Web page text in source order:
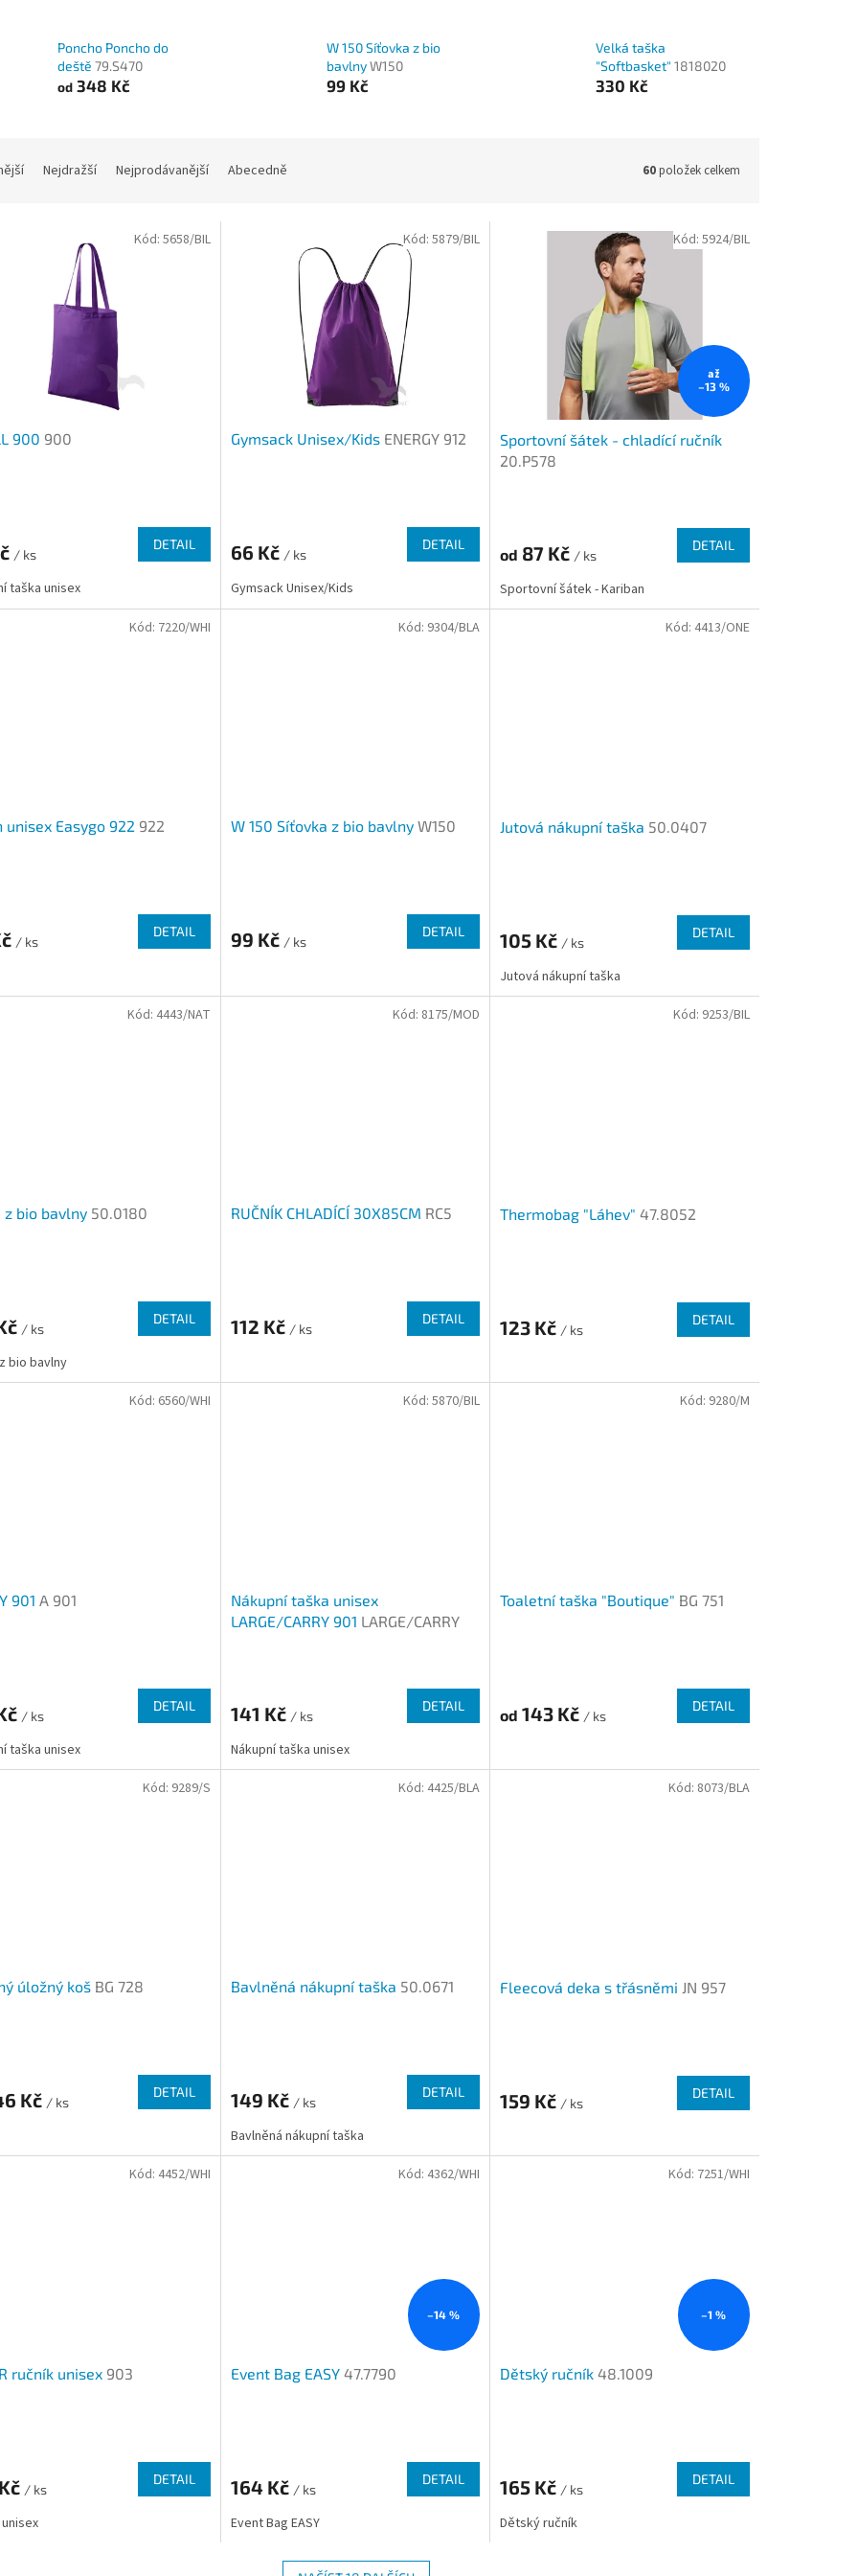
Poncho Poncho do
deště 79.S470
od 348 Kč
W 150 Síťovka z bio
bavlnyW150
99 Kč
Velká taška
"Softbasket" 1818020
330 Kč
Nejdražší Nejprodávanější Abecedně 60položek celkem
900 900
/ ks
DETAIL
taška unisex
Kód: 5658/BIL
Gymsack Unisex/Kids ENERGY 912
je
z
5
66 Kč / ks
DETAIL
Gymsack Unisex/Kids
Kód: 5879/BIL
až
–13 %
Sportovní šátek - chladící ručník
20.P578
je
z
5
od 87 Kč / ks
DETAIL
Sportovní šátek - Kariban
Kód: 5924/BIL
unisex Easygo 922 922
/ ks
DETAIL
Kód: 7220/WHI
W 150 Síťovka z bio bavlny W150
99 Kč / ks
DETAIL
Kód: 9304/BLA
Jutová nákupní taška 50.0407
je
z
5
105 Kč / ks
DETAIL
Jutová nákupní taška
Kód: 4413/ONE
z bio bavlny 50.0180
/ ks
DETAIL
bio bavlny
Kód: 4443/NAT
RUČNÍK CHLADÍCÍ 30X85CM RC5
112 Kč / ks
DETAIL
Kód: 8175/MOD
Thermobag "Láhev" 47.8052
123 Kč / ks
DETAIL
Kód: 9253/BIL
901 A 901
/ ks
DETAIL
taška unisex
Kód: 6560/WHI
Nákupní taška unisex
LARGE/CARRY 901 LARGE/CARRY
je
z
5
141 Kč / ks
DETAIL
Nákupní taška unisex
Kód: 5870/BIL
Toaletní taška "Boutique" BG 751
od 143 Kč / ks
DETAIL
Kód: 9280/M
úložný koš BG 728
Kč / ks
DETAIL
Kód: 9289/S
Bavlněná nákupní taška 50.0671
je
z
5
149 Kč / ks
DETAIL
Bavlněná nákupní taška
Kód: 4425/BLA
Fleecová deka s třásněmi JN 957
159 Kč / ks
DETAIL
Kód: 8073/BLA
ručník unisex 903
/ ks
DETAIL
Kód: 4452/WHI
–14 %
Event Bag EASY 47.7790
je
z
hvězdiček.
164 Kč / ks
DETAIL
Event Bag EASY
Kód: 4362/WHI
–1 %
Dětský ručník 48.1009
165 Kč / ks
DETAIL
Dětský ručník
Kód: 7251/WHI